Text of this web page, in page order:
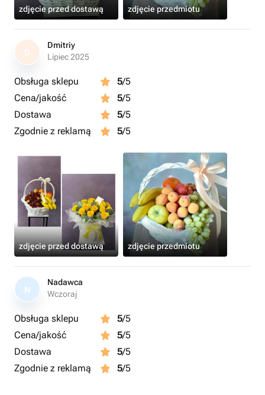
zdjęcie przed dostawą zdjęcie przedmiotu
D
Dmitriy
Lipiec 2025
Obsługa sklepu 5/5
Cena/jakość
5/5
Dostawa
5/5
Zgodnie z reklamą
5/5
zdjęcie przed dostawą zdjęcie przedmiotu
N
Nadawca
Wczoraj
Obsługa sklepu 5/5
Cena/jakość
5/5
Dostawa
5/5
Zgodnie z reklamą
5/5